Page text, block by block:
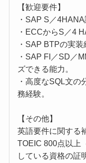
【歓迎要件】
・SAP S／4HANA
・ECCからS／4
・SAP BTPの実装
・SAP FI／SD／
ズできる能力。
・高度なSQL文の
務経験。
【その他】
英語要件に関する
TOEIC 800点以上
している資格の証